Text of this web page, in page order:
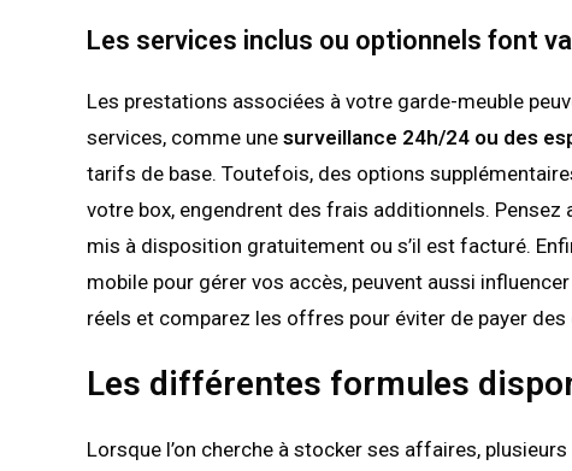
Les services inclus ou optionnels font
Les prestations associées à votre garde-meuble
services, comme une surveillance 24h/24 ou des
tarifs de base. Toutefois, des options
votre box, engendrent des frais additionnels.
mis à disposition gratuitement ou s’il est facturé.
mobile pour gérer vos accès, peuvent aussi
réels et comparez les offres pour éviter de payer
Les différentes formules
Lorsque l’on cherche à stocker ses affaires,